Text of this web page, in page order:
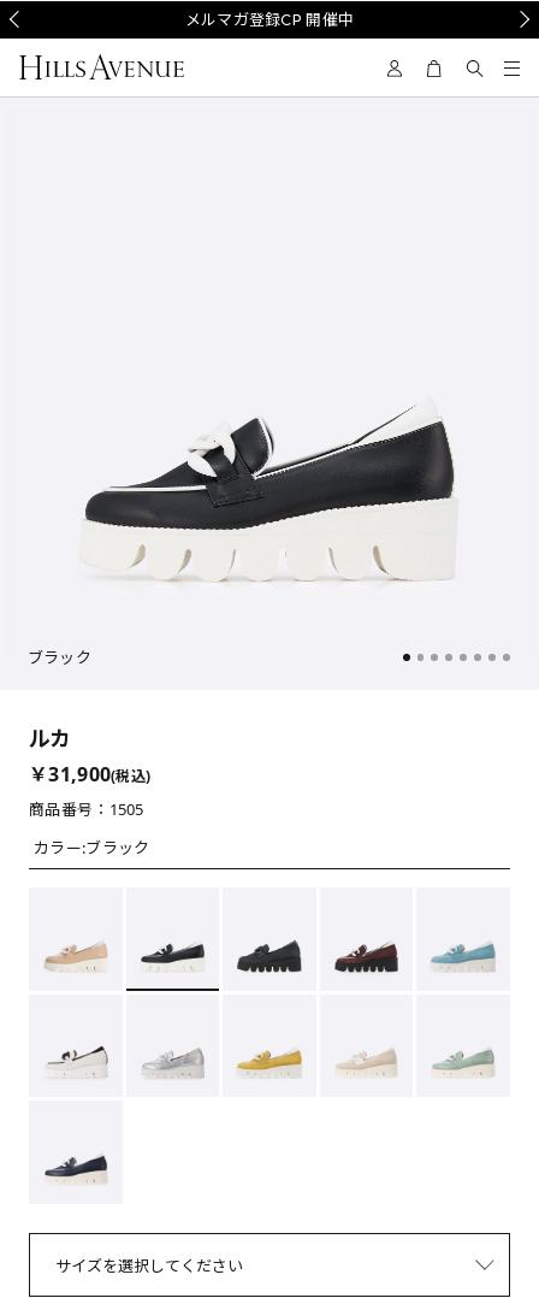
メルマガ登録CP 開催中
ブラック
ルカ
￥31,900(税込)
商品番号：1505
カラー:ブラック
サイズを選択してください